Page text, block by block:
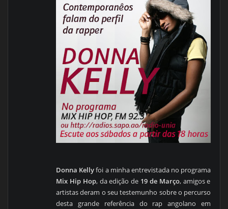
Donna Kellyfoi a minha entrevistada no programa
Mix Hip Hop, da edição de 19 de Março, amigos e
artistas deram o seu testemunho sobre o percurso
desta grande referência do rap angolano em